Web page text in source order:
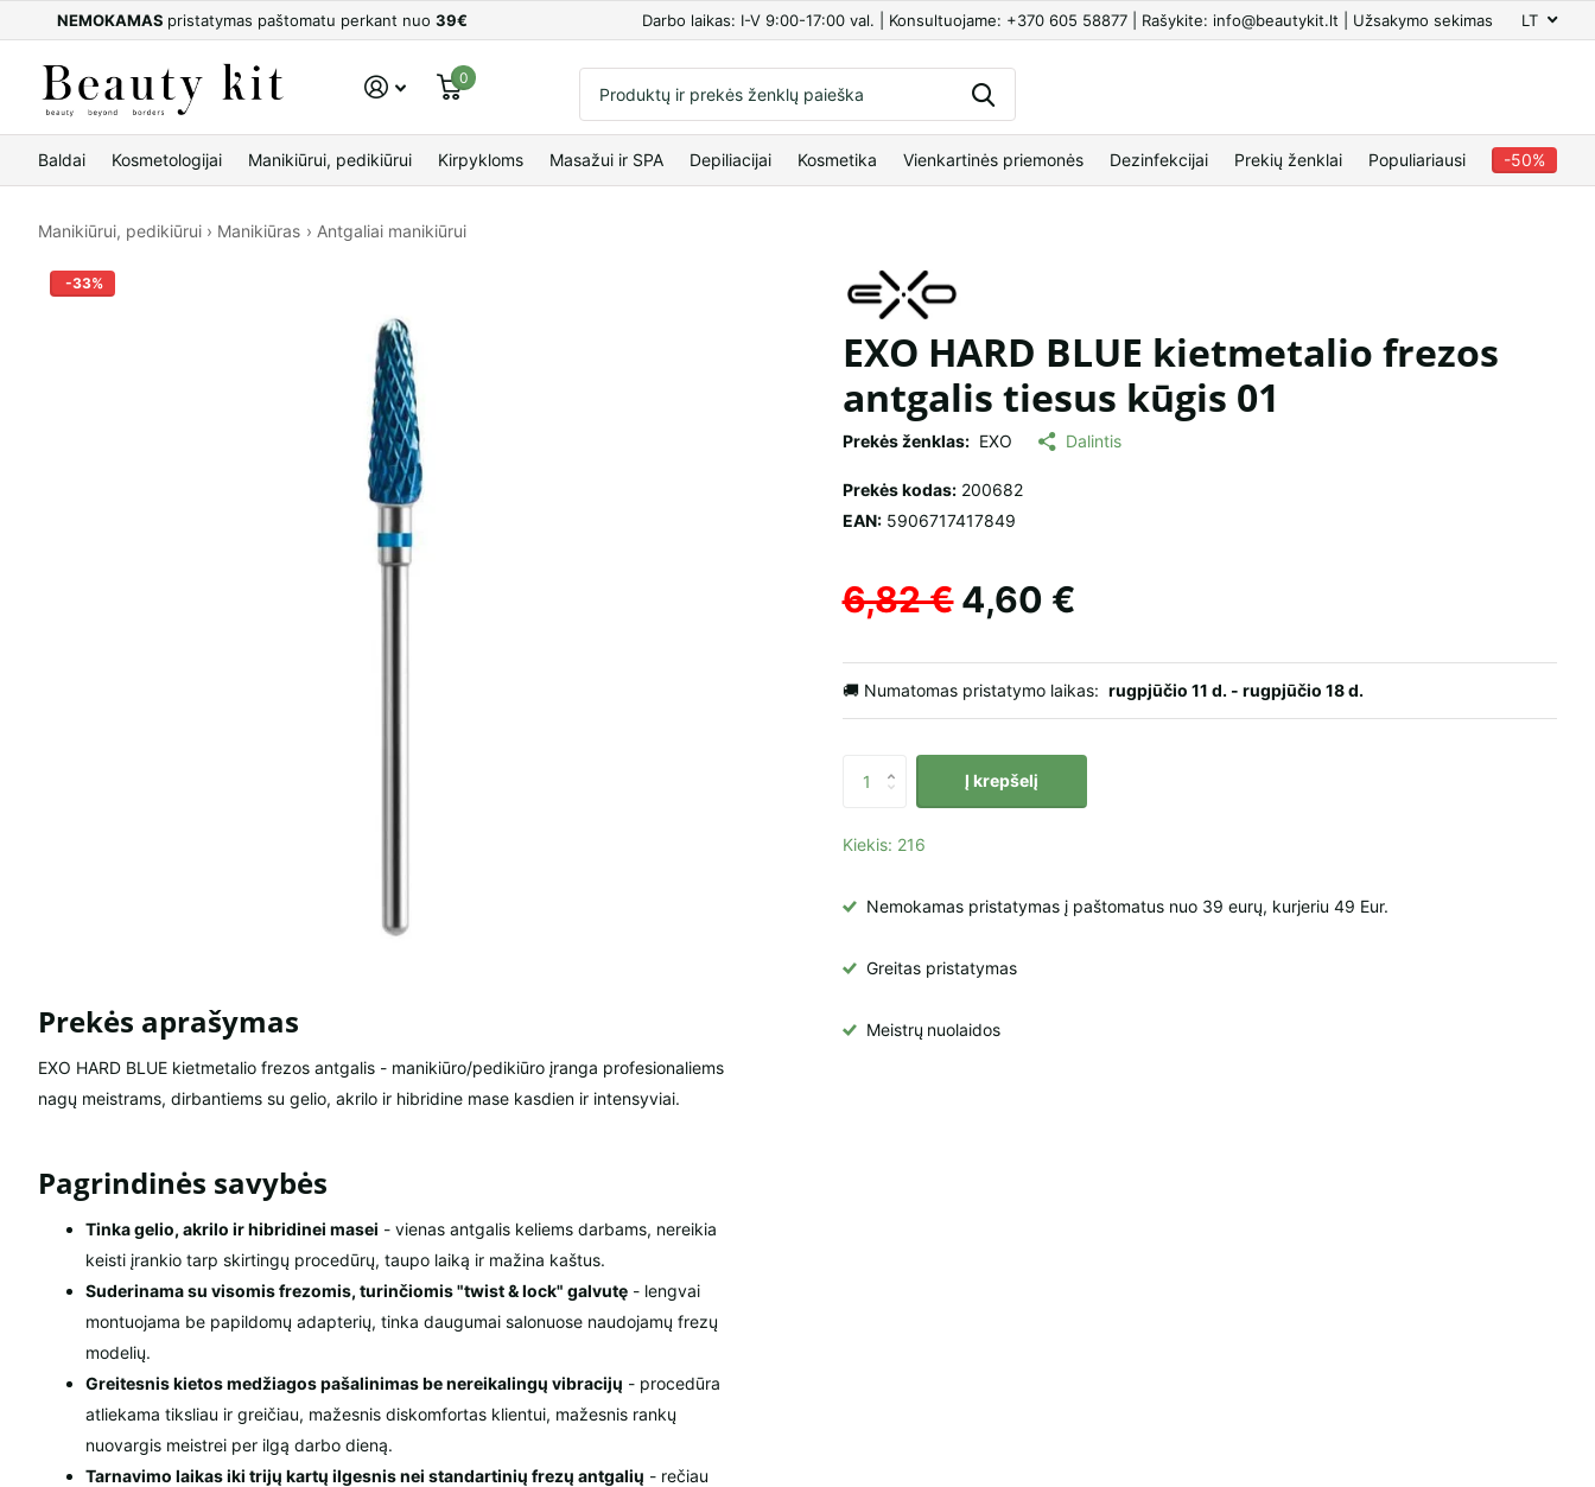
NEMOKAMAS pristatymas paštomatu perkant nuo 39€ Darbo laikas: I-V 9:00-17:00 val. | Konsultuojame: +370 605 58877 | Rašykite: info@beautykit.lt | Užsakymo sekimas LT
0
Baldai Kosmetologijai Manikiūrui, pedikiūrui Kirpykloms Masažui ir SPA Depiliacijai Kosmetika Vienkartinės priemonės Dezinfekcijai Prekių ženklai Populiariausi -50%
Manikiūrui, pedikiūrui › Manikiūras › Antgaliai manikiūrui
-33%
Prekės aprašymas
EXO HARD BLUE kietmetalio frezos antgalis - manikiūro/pedikiūro įranga profesionaliems
nagų meistrams, dirbantiems su gelio, akrilo ir hibridine mase kasdien ir intensyviai.
Pagrindinės savybės
Tinka gelio, akrilo ir hibridinei masei - vienas antgalis keliems darbams, nereikia
keisti įrankio tarp skirtingų procedūrų, taupo laiką ir mažina kaštus.
Suderinama su visomis frezomis, turinčiomis "twist & lock" galvutę - lengvai
montuojama be papildomų adapterių, tinka daugumai salonuose naudojamų frezų
modelių.
Greitesnis kietos medžiagos pašalinimas be nereikalingų vibracijų - procedūra
atliekama tiksliau ir greičiau, mažesnis diskomfortas klientui, mažesnis rankų
nuovargis meistrei per ilgą darbo dieną.
Tarnavimo laikas iki trijų kartų ilgesnis nei standartinių frezų antgalių - rečiau
EXO HARD BLUE kietmetalio frezos
antgalis tiesus kūgis 01
Prekės ženklas: EXO Dalintis
Prekės kodas:200682
EAN:5906717417849
6,82 € 4,60 €
🚚 Numatomas pristatymo laikas: rugpjūčio 11 d. - rugpjūčio 18 d.
Į krepšelį
Kiekis: 216
Nemokamas pristatymas į paštomatus nuo 39 eurų, kurjeriu 49 Eur.
Greitas pristatymas
Meistrų nuolaidos